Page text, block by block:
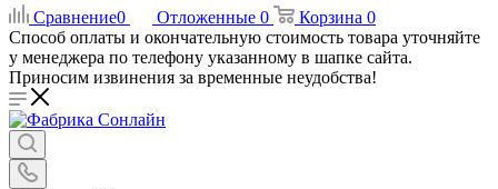
Сравнение0 Отложенные 0 Корзина 0
Способ оплаты и окончательную стоимость товара уточняйте
у менеджера по телефону указанному в шапке сайта.
Приносим извинения за временные неудобства!